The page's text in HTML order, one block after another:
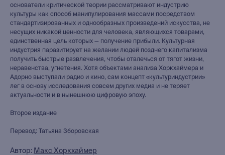
основатели критической теории рассматривают индустрию
культуры как способ манипулирования массами посредством
стандартизированных и однообразных произведений искусства, не
несущих никакой ценности для человека, являющихся товарами,
единственная цель которых — получение прибыли. Культурная
индустрия паразитирует на желании людей позднего капитализма
получить быстрые развлечения, чтобы отвлечься от тягот жизни,
неравенства, угнетения. Хотя объектами анализа Хоркхаймера и
Адорно выступали радио и кино, сам концепт «культуриндустрии»
лег в основу исследования совсем других медиа и не теряет
актуальности и в нынешнюю цифровую эпоху.
Второе издание
Перевод: Татьяна Зборовская
Автор: Макс Хоркхаймер